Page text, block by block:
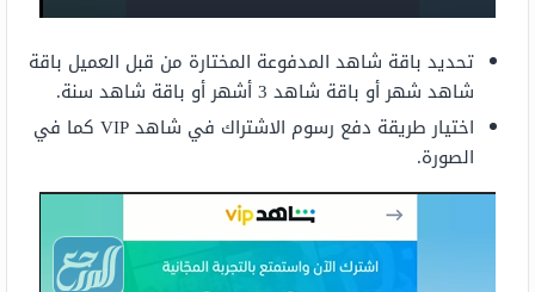
تحديد باقة شاهد المدفوعة المختارة من قبل العميل باقة
شاهد شهر أو باقة شاهد 3 أشهر أو باقة شاهد سنة.
اختيار طريقة دفع رسوم الاشتراك في شاهد VIP كما في
الصورة.